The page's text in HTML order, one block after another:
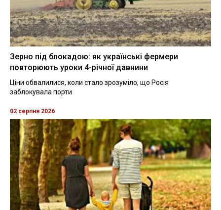
Зерно під блокадою: як українські фермери
повторюють уроки 4-річної давнини
Ціни обвалилися, коли стало зрозуміло, що Росія
заблокувала порти
02 серпня 2026